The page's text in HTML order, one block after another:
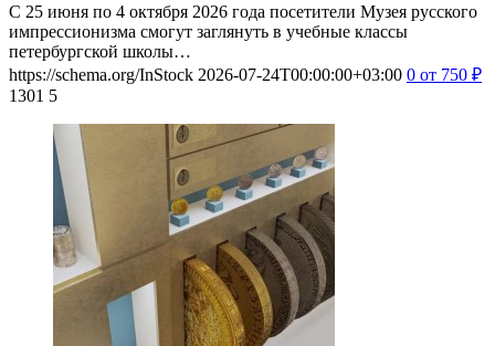
С 25 июня по 4 октября 2026 года посетители Музея русского
импрессионизма смогут заглянуть в учебные классы
петербургской школы…
https://schema.org/InStock 2026-07-24T00:00:00+03:00 0 от 750 ₽
1301 5